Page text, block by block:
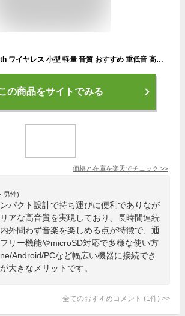
スピーカー Bluetooth ワイヤレス 小型 軽量 音質 おすすめ 重低音 高出力 おしゃれ かわいい 安い 持ち運び 屋外 室内対応 連続再生 長時間再生 通話対応 microSD対応 ハンズフリー iPhone Android PC対応 スマホ対応 コンパクト設計 ランキング 人気 speaker
の商品をサイトでみる
価格と在庫を楽天でチェック >>
男性)
パクト設計で持ち運びに便利でありなが
アな高音質を実現しており、長時間連続
外問わず音楽を楽しめる点が特徴で、通
リー機能やmicroSD対応で多様な使い方
Android/PCなど幅広い機器に接続でき
大きなメリットです。
全てのおすすめコメント (1 件) >